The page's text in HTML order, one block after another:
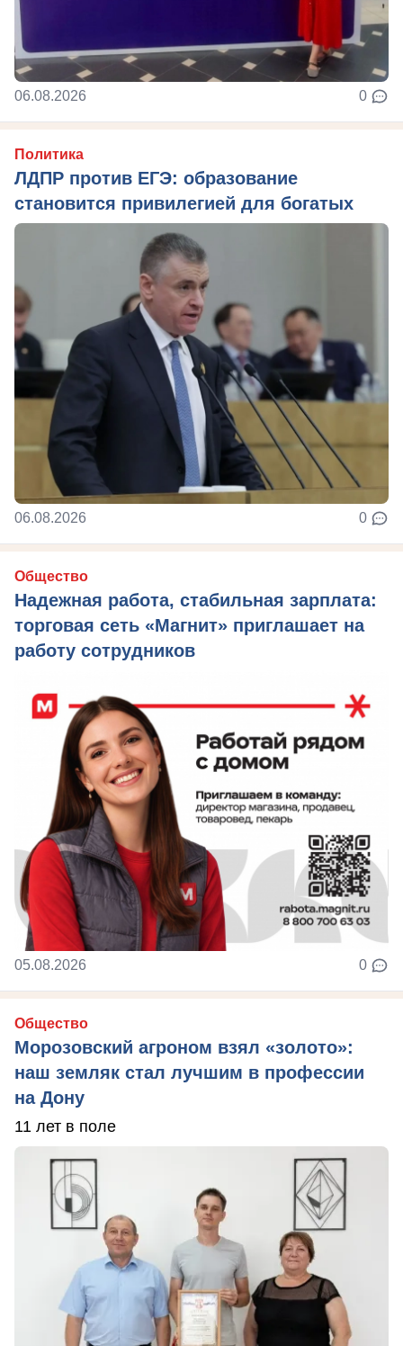
06.08.2026 0
Политика
ЛДПР против ЕГЭ: образование
становится привилегией для богатых
06.08.2026 0
Общество
Надежная работа, стабильная зарплата:
торговая сеть «Магнит» приглашает на
работу сотрудников
05.08.2026 0
Общество
Морозовский агроном взял «золото»:
наш земляк стал лучшим в профессии
на Дону
11 лет в поле